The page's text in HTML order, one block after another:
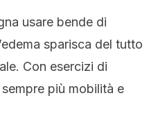
usare bende di
sparisca del tutto
Con esercizi di
più mobilità e